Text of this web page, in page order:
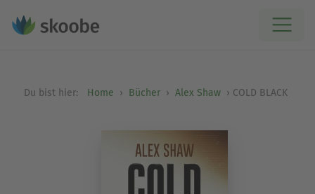
Du bist hier: Home Bücher Alex Shaw COLD BLACK